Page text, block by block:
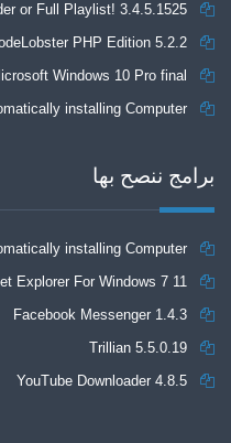
or Full Playlist! 3.4.5.1525
PHP Edition 5.2.2
Windows 10 Pro final
installing Computer
برامج ننصح بها
installing Computer
Drivers 17.7
Explorer For Windows 7 11
Facebook Messenger 1.4.3
Trillian 5.5.0.19
YouTube Downloader 4.8.5